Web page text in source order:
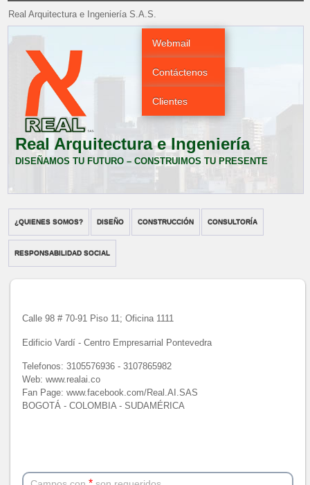
Real Arquitectura e Ingeniería S.A.S.
Webmail
Contáctenos
Clientes
Real Arquitectura e Ingeniería
DISEÑAMOS TU FUTURO – CONSTRUIMOS TU PRESENTE
¿QUIENES SOMOS? DISEÑO CONSTRUCCIÓN CONSULTORÍA
RESPONSABILIDAD SOCIAL
Calle 98 # 70-91 Piso 11; Oficina 1111
Edificio Vardí - Centro Empresarrial Pontevedra
Telefonos: 3105576936 - 3107865982
Web: www.realai.co
Fan Page: www.facebook.com/Real.AI.SAS
BOGOTÁ - COLOMBIA - SUDAMÉRICA